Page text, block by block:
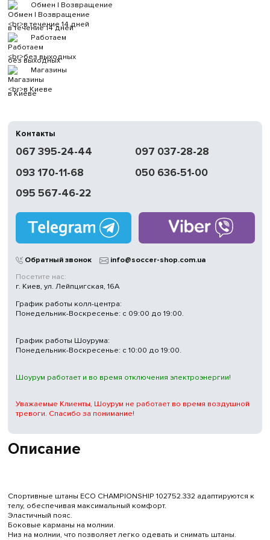
Обмен | Возвращение
в течение 14 дней
Работаем
без выходных
Магазины
в Киеве
Описание
Спортивные штаны ECO CHAMPIONSHIP 102752.332 адаптируются к
телу, обеспечивая максимальный комфорт.
Эластичный пояс.
Боковые карманы на молнии.
Низ на молнии, что позволяет легко одевать и снимать штаны.
Контакты
067 395-24-44
097 037-28-28
093 170-11-68
050 636-51-00
095 567-46-22
Обратный звонок
info@soccer-shop.com.ua
Посетите нас:
г. Киев, ул. Лейпцигская, 16А
График работы колл-центра:
Понедельник-Воскресенье: с 09:00 до 19:00.
График работы Шоурума:
Понедельник-Воскресенье: с 10:00 до 19:00.
Шоурум работает и во время отключения электроэнергии!
Уважаемые Клиенты, Шоурум не работает во время воздушной
тревоги. Спасибо за понимание!